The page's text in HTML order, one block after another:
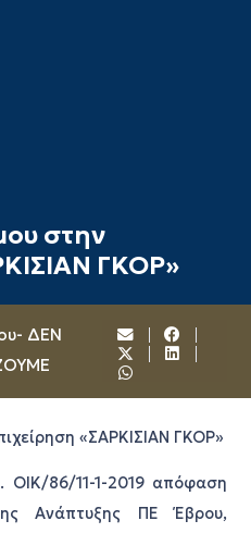
στην
ΓΚΟΡ»
ΔΕΝ
«ΣΑΡΚΙΣΙΑΝ ΓΚΟΡ»
ΟΙΚ/86/11-1-2019 απόφαση
Ανάπτυξης ΠΕ Έβρου,